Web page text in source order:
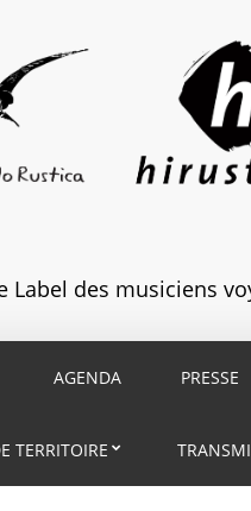
Label des musiciens
AGENDA PRESSE
TERRITOIRE